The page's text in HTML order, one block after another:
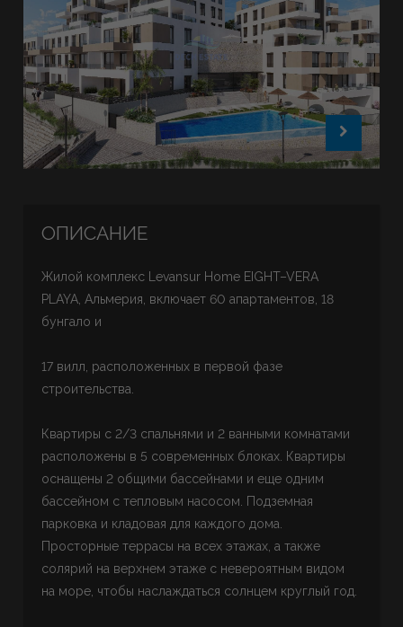
ОПИСАНИЕ
Жилой комплекс Levansur Home EIGHT–VERA
PLAYA, Альмерия, включает 60 апартаментов, 18
бунгало и
17 вилл, расположенных в первой фазе
строительства.
Квартиры с 2/3 спальнями и 2 ванными комнатами
расположены в 5 современных блоках. Квартиры
оснащены 2 общими бассейнами и еще одним
бассейном с тепловым насосом. Подземная
парковка и кладовая для каждого дома.
Просторные террасы на всех этажах, а также
солярий на верхнем этаже с невероятным видом
на море, чтобы наслаждаться солнцем круглый год.